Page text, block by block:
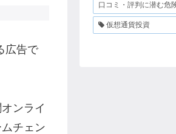
広告で
ンライ
チェン
口コミ・評判に潜む危
仮想通貨投資